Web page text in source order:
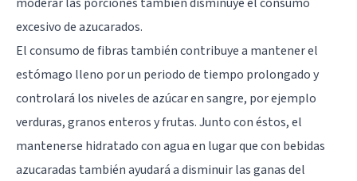
excesivo de azucarados.
El consumo de fibras también contribuye a mantener el
estómago lleno por un periodo de tiempo prolongado y
controlará los niveles de azúcar en sangre, por ejemplo
verduras, granos enteros y frutas. Junto con éstos, el
mantenerse hidratado con agua en lugar que con bebidas
azucaradas también ayudará a disminuir las ganas del